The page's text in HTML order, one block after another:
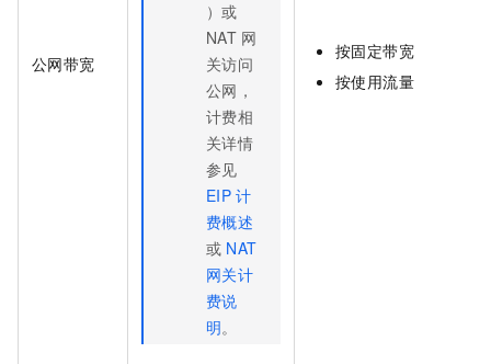
公网带宽
）或
NAT 网
关访问
公网，
计费相
关详情
参见
EIP 计
费概述
或 NAT
网关计
费说
明。
按固定带宽
按使用流量